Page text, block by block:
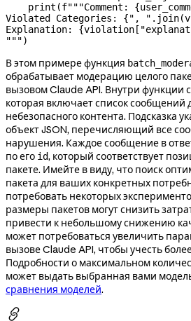
    print
(f"""Comment: {
Violated Categories: {", "
Explanation: {violation[
""")
В этом примере функция
обрабатывает модерацию целого
вызовом Claude API. Внутри функции
которая включает список сообщений
небезопасного контента. Подсказка
объект JSON, перечисляющий все
нарушения. Каждое сообщение в
по его id, который соответствует
пакете. Имейте в виду, что поиск
пакета для ваших конкретных
потребовать некоторых
размеры пакетов могут снизить
привести к небольшому снижению
может потребоваться увеличить
вызове Claude API, чтобы учесть
Подробности о максимальном
может выдать выбранная вами
сравнения моделей.
